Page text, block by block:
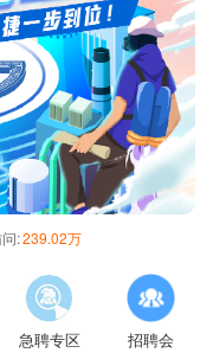
:239.02万
急聘专区 招聘会